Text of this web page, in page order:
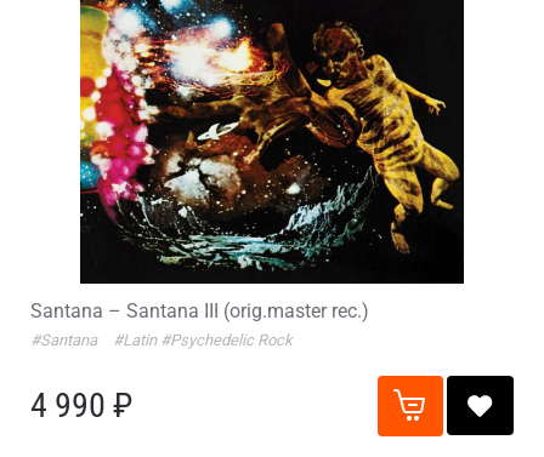
Santana – Santana III (orig.master rec.)
#Santana #Latin #Psychedelic Rock
4 990 ₽